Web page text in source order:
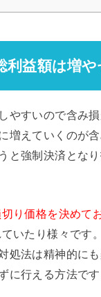
利益額は増や
やすいので含み
増えていくのが
と強制決済とな
り価格を決めて
いたり様々です
処法は精神的に
に行える方法です